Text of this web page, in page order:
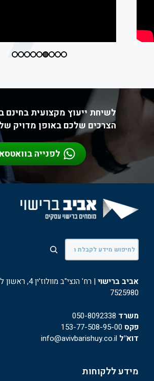
לשיחת ייעוץ מקצועית בחינם
הצרכים שלכם באופן מדויק
לפנייה
חיפוש
אביב ברישוי
| רח' הנצי"ב
7525980
משרד 050-8092338
פקס
דוא"ל
מידע ללקוחות